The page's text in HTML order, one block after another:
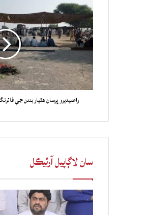
راضيديرو ڀرسان هٿياربندن جي فائرنگ ۾ 2 پورهيت قتل، لاش
سان لاڳاپيل آرٽيڪل